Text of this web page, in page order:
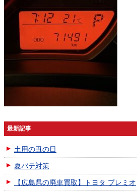
最新記事
土用の丑の日
夏バテ対策
【広島県の廃車買取】トヨタ プレミオ